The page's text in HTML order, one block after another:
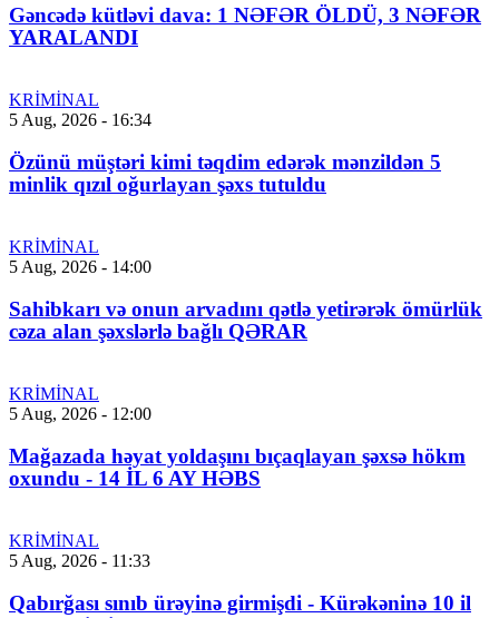
Gəncədə kütləvi dava: 1 NƏFƏR ÖLDÜ, 3 NƏFƏR
YARALANDI
KRİMİNAL
5 Aug, 2026 - 16:34
Özünü müştəri kimi təqdim edərək mənzildən 5
minlik qızıl oğurlayan şəxs tutuldu
KRİMİNAL
5 Aug, 2026 - 14:00
Sahibkarı və onun arvadını qətlə yetirərək ömürlük
cəza alan şəxslərlə bağlı QƏRAR
KRİMİNAL
5 Aug, 2026 - 12:00
Mağazada həyat yoldaşını bıçaqlayan şəxsə hökm
oxundu - 14 İL 6 AY HƏBS
KRİMİNAL
5 Aug, 2026 - 11:33
Qabırğası sınıb ürəyinə girmişdi - Kürəkəninə 10 il